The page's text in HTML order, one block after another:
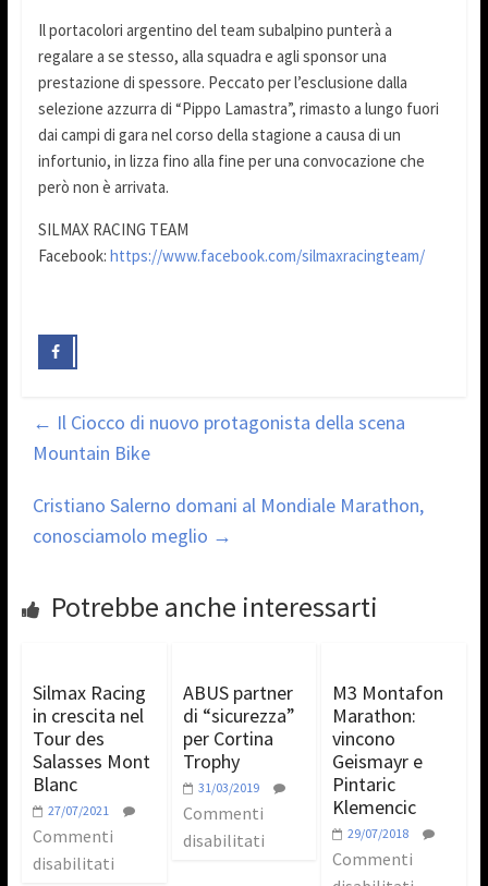
Il portacolori argentino del team subalpino punterà a
regalare a se stesso, alla squadra e agli sponsor una
prestazione di spessore. Peccato per l’esclusione dalla
selezione azzurra di “Pippo Lamastra”, rimasto a lungo fuori
dai campi di gara nel corso della stagione a causa di un
infortunio, in lizza fino alla fine per una convocazione che
però non è arrivata.
SILMAX RACING TEAM
Facebook: https://www.facebook.com/silmaxracingteam/
← Il Ciocco di nuovo protagonista della scena
Mountain Bike
Cristiano Salerno domani al Mondiale Marathon,
conosciamolo meglio →
Potrebbe anche interessarti
Silmax Racing
in crescita nel
Tour des
Salasses Mont
Blanc
27/07/2021
Commenti
disabilitati
ABUS partner
di “sicurezza”
per Cortina
Trophy
31/03/2019
Commenti
disabilitati
M3 Montafon
Marathon:
vincono
Geismayr e
Pintaric
Klemencic
29/07/2018
Commenti